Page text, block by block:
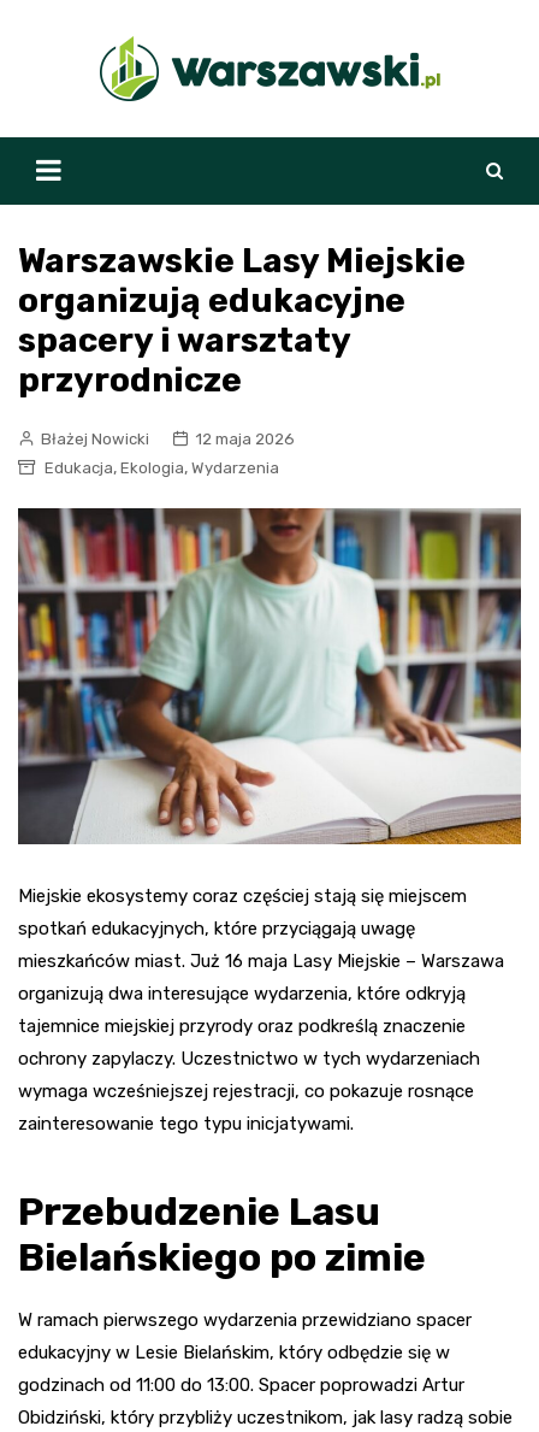
Warszawskie Lasy Miejskie
organizują edukacyjne
spacery i warsztaty
przyrodnicze
Błażej Nowicki
12 maja 2026
Edukacja, Ekologia, Wydarzenia
Miejskie ekosystemy coraz częściej stają się miejscem
spotkań edukacyjnych, które przyciągają uwagę
mieszkańców miast. Już 16 maja Lasy Miejskie – Warszawa
organizują dwa interesujące wydarzenia, które odkryją
tajemnice miejskiej przyrody oraz podkreślą znaczenie
ochrony zapylaczy. Uczestnictwo w tych wydarzeniach
wymaga wcześniejszej rejestracji, co pokazuje rosnące
zainteresowanie tego typu inicjatywami.
Przebudzenie Lasu
Bielańskiego po zimie
W ramach pierwszego wydarzenia przewidziano spacer
edukacyjny w Lesie Bielańskim, który odbędzie się w
godzinach od 11:00 do 13:00. Spacer poprowadzi Artur
Obidziński, który przybliży uczestnikom, jak lasy radzą sobie